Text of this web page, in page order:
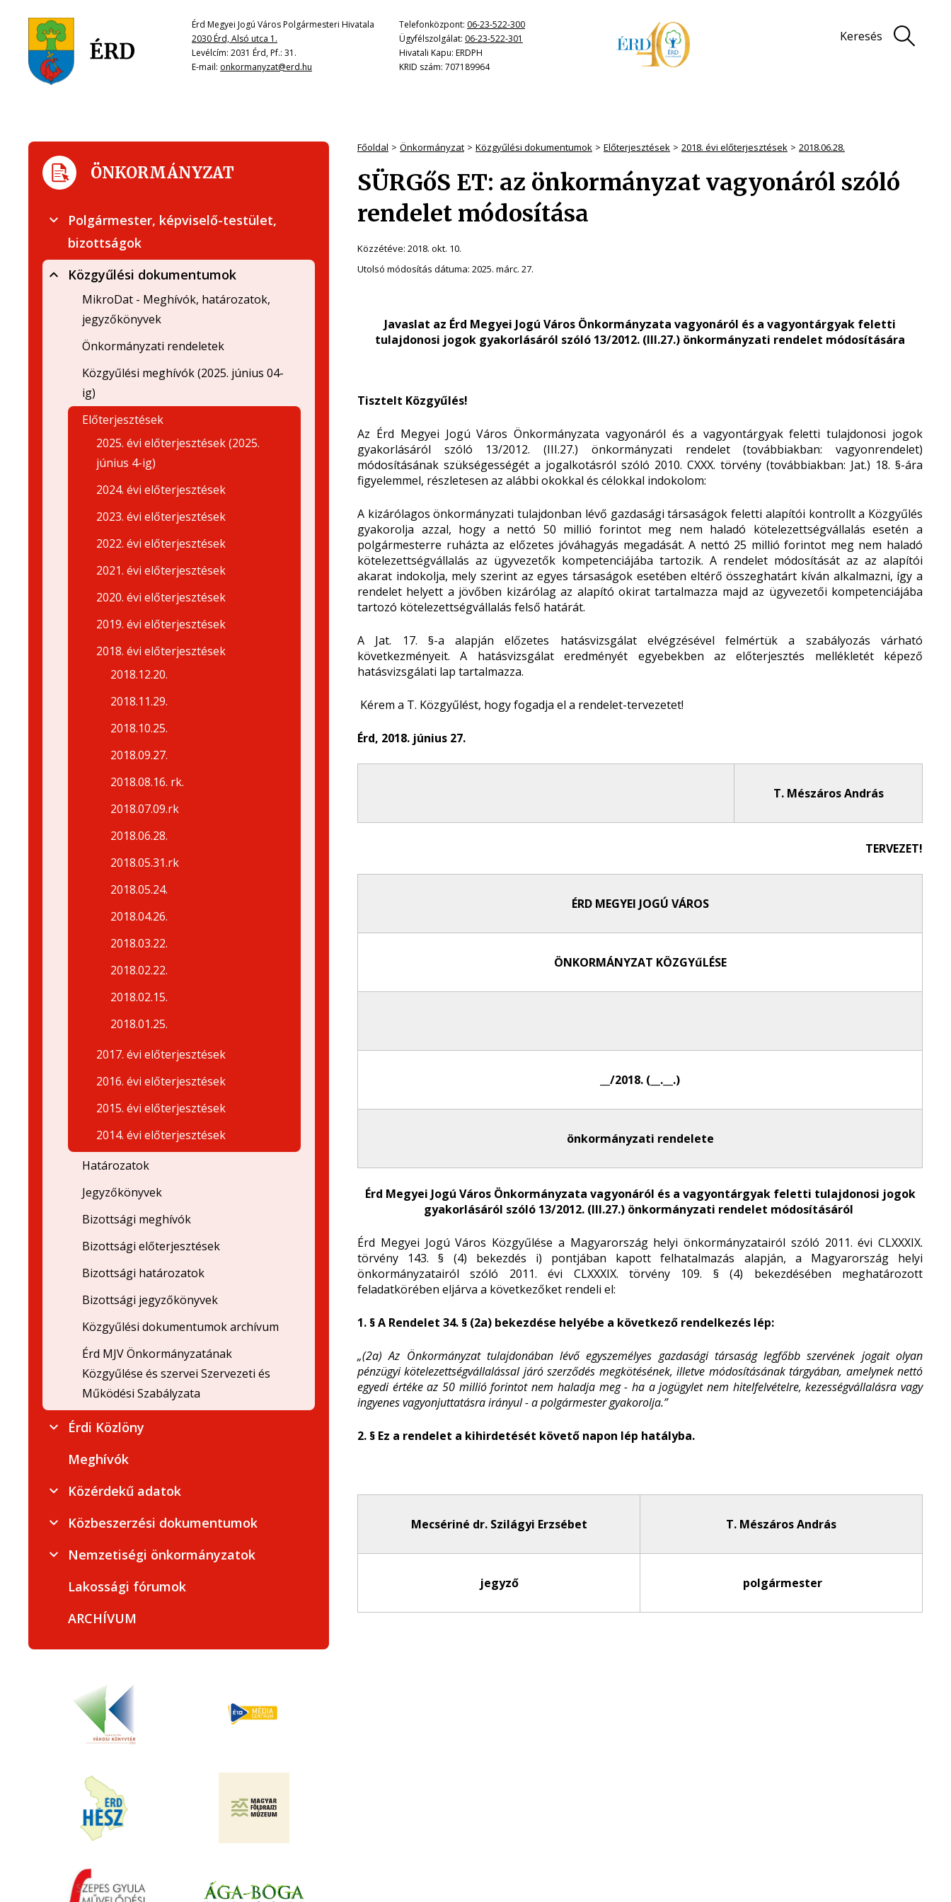
Érd Megyei Jogú Város Polgármesteri Hivatala
2030 Érd, Alsó utca 1.
Levélcím: 2031 Érd, Pf.: 31.
E-mail: onkormanyzat@erd.hu
Telefonközpont: 06-23-522-300
Ügyfélszolgálat: 06-23-522-301
Hivatali Kapu: ERDPH
KRID szám: 707189964
Keresés
Főoldal Önkormányzat Közgyűlési dokumentumok Előterjesztések 2018. évi előterjesztések 2018.06.28.
SÜRGőS ET: az önkormányzat vagyonáról szóló
rendelet módosítása
Közzétéve: 2018. okt. 10.
Utolsó módosítás dátuma: 2025. márc. 27.
Javaslat az Érd Megyei Jogú Város Önkormányzata vagyonáról és a vagyontárgyak feletti
tulajdonosi jogok gyakorlásáról szóló 13/2012. (III.27.) önkormányzati rendelet módosítására
Tisztelt Közgyűlés!
Az Érd Megyei Jogú Város Önkormányzata vagyonáról és a vagyontárgyak feletti tulajdonosi jogok
gyakorlásáról szóló 13/2012. (III.27.) önkormányzati rendelet (továbbiakban: vagyonrendelet)
módosításának szükségességét a jogalkotásról szóló 2010. CXXX. törvény (továbbiakban: Jat.) 18. §-ára
figyelemmel, részletesen az alábbi okokkal és célokkal indokolom:
A kizárólagos önkormányzati tulajdonban lévő gazdasági társaságok feletti alapítói kontrollt a Közgyűlés
gyakorolja azzal, hogy a nettó 50 millió forintot meg nem haladó kötelezettségvállalás esetén a
polgármesterre ruházta az előzetes jóváhagyás megadását. A nettó 25 millió forintot meg nem haladó
kötelezettségvállalás az ügyvezetők kompetenciájába tartozik. A rendelet módosítását az az alapítói
akarat indokolja, mely szerint az egyes társaságok esetében eltérő összeghatárt kíván alkalmazni, így a
rendelet helyett a jövőben kizárólag az alapító okirat tartalmazza majd az ügyvezetői kompetenciájába
tartozó kötelezettségvállalás felső határát.
A Jat. 17. §-a alapján előzetes hatásvizsgálat elvégzésével felmértük a szabályozás várható
következményeit. A hatásvizsgálat eredményét egyebekben az előterjesztés mellékletét képező
hatásvizsgálati lap tartalmazza.
Kérem a T. Közgyűlést, hogy fogadja el a rendelet-tervezetet!
Érd, 2018. június 27.
T. Mészáros András
TERVEZET!
ÉRD MEGYEI JOGÚ VÁROS
ÖNKORMÁNYZAT KÖZGYűLÉSE
__/2018. (__.__.)
önkormányzati rendelete
Érd Megyei Jogú Város Önkormányzata vagyonáról és a vagyontárgyak feletti tulajdonosi jogok
gyakorlásáról szóló 13/2012. (III.27.) önkormányzati rendelet módosításáról
Érd Megyei Jogú Város Közgyűlése a Magyarország helyi önkormányzatairól szóló 2011. évi CLXXXIX.
törvény 143. § (4) bekezdés i) pontjában kapott felhatalmazás alapján, a Magyarország helyi
önkormányzatairól szóló 2011. évi CLXXXIX. törvény 109. § (4) bekezdésében meghatározott
feladatkörében eljárva a következőket rendeli el:
1. § A Rendelet 34. § (2a) bekezdése helyébe a következő rendelkezés lép:
„(2a) Az Önkormányzat tulajdonában lévő egyszemélyes gazdasági társaság legfőbb szervének jogait olyan
pénzügyi kötelezettségvállalással járó szerződés megkötésének, illetve módosításának tárgyában, amelynek nettó
egyedi értéke az 50 millió forintot nem haladja meg - ha a jogügylet nem hitelfelvételre, kezességvállalásra vagy
ingyenes vagyonjuttatásra irányul - a polgármester gyakorolja.”
2. § Ez a rendelet a kihirdetését követő napon lép hatályba.
Mecsériné dr. Szilágyi Erzsébet T. Mészáros András
jegyző polgármester
ÖNKORMÁNYZAT
Polgármester, képviselő-testület,
bizottságok
Közgyűlési dokumentumok
MikroDat - Meghívók, határozatok,
jegyzőkönyvek
Önkormányzati rendeletek
Közgyűlési meghívók (2025. június 04-
ig)
Előterjesztések
2025. évi előterjesztések (2025.
június 4-ig)
2024. évi előterjesztések
2023. évi előterjesztések
2022. évi előterjesztések
2021. évi előterjesztések
2020. évi előterjesztések
2019. évi előterjesztések
2018. évi előterjesztések
2018.12.20.
2018.11.29.
2018.10.25.
2018.09.27.
2018.08.16. rk.
2018.07.09.rk
2018.06.28.
2018.05.31.rk
2018.05.24.
2018.04.26.
2018.03.22.
2018.02.22.
2018.02.15.
2018.01.25.
2017. évi előterjesztések
2016. évi előterjesztések
2015. évi előterjesztések
2014. évi előterjesztések
Határozatok
Jegyzőkönyvek
Bizottsági meghívók
Bizottsági előterjesztések
Bizottsági határozatok
Bizottsági jegyzőkönyvek
Közgyűlési dokumentumok archívum
Érd MJV Önkormányzatának
Közgyűlése és szervei Szervezeti és
Működési Szabályzata
Érdi Közlöny
Meghívók
Közérdekű adatok
Közbeszerzési dokumentumok
Nemzetiségi önkormányzatok
Lakossági fórumok
ARCHÍVUM